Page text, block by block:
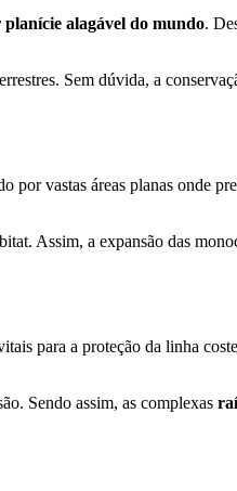
planície alagável do mundo.
Sem dúvida, a
vastas áreas planas onde
Assim, a expansão das
para a proteção da linha
Sendo assim, as complexas